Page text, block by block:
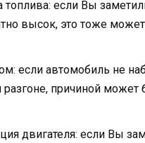
топлива: если Вы
высок, это тоже
если автомобиль не
разгоне, причиной
двигателя: если Вы